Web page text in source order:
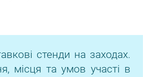
стенди на заходах.
місця та умов участі в